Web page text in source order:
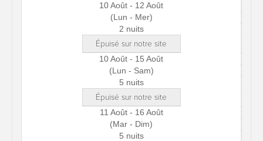
10 Août - 12 Août
(Lun - Mer)
2 nuits
Épuisé sur notre site
10 Août - 15 Août
(Lun - Sam)
5 nuits
Épuisé sur notre site
11 Août - 16 Août
(Mar - Dim)
5 nuits